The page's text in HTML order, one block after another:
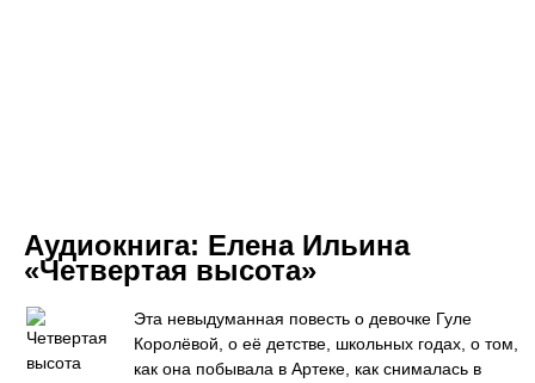
Аудиокнига: Елена Ильина
«Четвертая высота»
Эта невыдуманная повесть о девочке Гуле
Королёвой, о её детстве, школьных годах, о том,
как она побывала в Артеке, как снималась в